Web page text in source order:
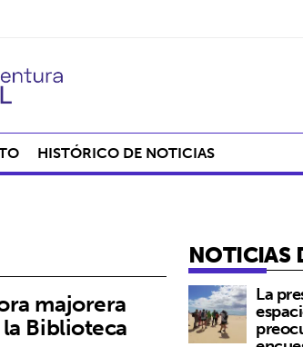
HISTÓRICO DE NOTICIAS
majorera
Biblioteca
NOTICIAS
La